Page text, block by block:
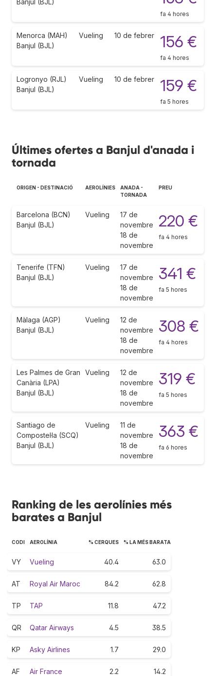
fa 4 hores
Menorca (MAH)
Banjul (BJL)
Vueling 10 de febrer 156 €
fa 4 hores
Logronyo (RJL)
Banjul (BJL)
Vueling 10 de febrer 159 €
fa 5 hores
Últimes ofertes a Banjul d'anada i
tornada
ORIGEN - DESTINACIÓ AEROLÍNIES
ANADA -
TORNADA
PREU
Barcelona (BCN)
Banjul (BJL)
Vueling
17 de
novembre
18 de
novembre
220 €
fa 4 hores
Tenerife (TFN)
Banjul (BJL)
Vueling
17 de
novembre
18 de
novembre
341 €
fa 5 hores
Màlaga (AGP)
Banjul (BJL)
Vueling
12 de
novembre
18 de
novembre
308 €
fa 4 hores
Les Palmes de Gran
Canària (LPA)
Banjul (BJL)
Vueling
12 de
novembre
18 de
novembre
319 €
fa 5 hores
Santiago de
Compostel·la (SCQ)
Banjul (BJL)
Vueling
11 de
novembre
18 de
novembre
363 €
fa 6 hores
Ranking de les aerolínies més
barates a Banjul
CODI AEROLÍNIA % CERQUES % LA MÉS BARATA
VY Vueling 40.4 63.0
AT Royal Air Maroc 84.2 62.8
TP TAP 11.8 47.2
QR Qatar Airways 4.5 38.5
KP Asky Airlines 1.7 29.0
AF Air France 2.2 14.2